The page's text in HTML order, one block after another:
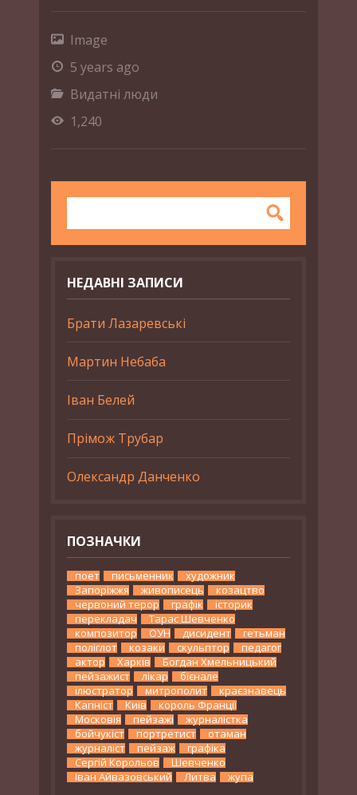
Image
5 years ago
Видатні люди
1,240
НЕДАВНІ ЗАПИСИ
Брати Лазаревські
Мартин Небаба
Іван Белей
Прімож Трубар
Олександр Данченко
ПОЗНАЧКИ
поет письменник
художник
Запоріжжя
живописець
козацтво
червоний терор
графік
історик
перекладач
Тарас Шевченко
композитор
ОУН дисидент
гетьман
поліглот
козаки скульптор
педагог
актор
Харків
Богдан Хмельницький
пейзажист
лікар
бієнале
ілюстратор
митрополит
краєзнавець
Капніст
Київ
король Франції
Московія
пейзажі
журналістка
бойчукіст
портретист
отаман
журналіст
пейзаж
графіка
Сергій Корольов
Шевченко
Іван Айвазовський
Литва жупа